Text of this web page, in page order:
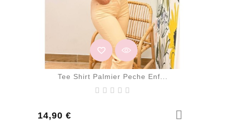
Tee Shirt Palmier Peche Enf...
14,90 €
Prix